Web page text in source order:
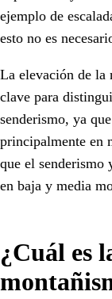
ejemplo de
esto no es
La elevación de la
clave para
senderismo, ya
principalmente en
que el senderismo
en baja y media
¿Cuál es